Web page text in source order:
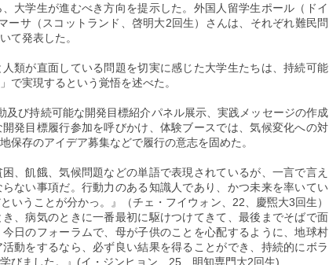
大学生が進むべき方向を提示した。外国人留学生ポール（ドイ
ーサ（スコットランド、啓明大2回生）さんは、それぞれ難民問
て発表した。
類が直面している問題を切実に感じた大学生たちは、持続可能
で実現するという覚悟を述べた。
及び持続可能な開発目標紹介パネル展示、実践メッセージの作成
発目標履行参加を呼びかけ、体験ブースでは、気候変化への対
保存のアイデア募集などで履行の意志を固めた。
困、飢餓、気候問題などの単語で表現されているが、一言で言え
ない事項だ。行動力のある知識人であり、かつ未来を率いてい
いうことが分かっ。』（チェ・フイウォン、22、慶煕大3回生）
き、病気のときに一番最初に駆けつけてきて、最後までそばで面
日のフォーラムで、母が子供のことを心配するように、地球村
動をするなら、必ず良い結果を得ることができ、持続的にボラ
びました。』(イ・ジンヒョン、25、明知専門大2回生)